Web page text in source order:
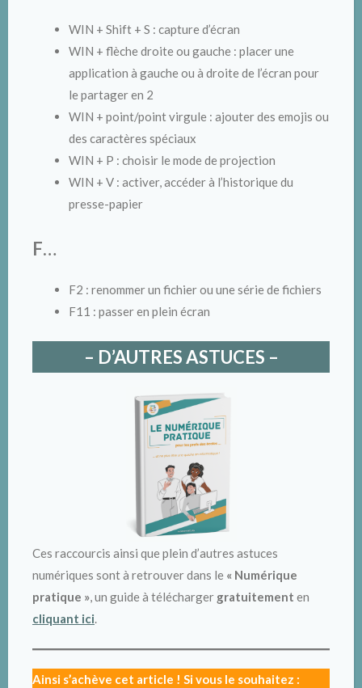
WIN + Shift + S : capture d’écran
WIN + flèche droite ou gauche : placer une
application à gauche ou à droite de l’écran pour
le partager en 2
WIN + point/point virgule : ajouter des emojis ou
des caractères spéciaux
WIN + P : choisir le mode de projection
WIN + V : activer, accéder à l’historique du
presse-papier
F…
F2 : renommer un fichier ou une série de fichiers
F11 : passer en plein écran
– D’AUTRES ASTUCES –
Ces raccourcis ainsi que plein d’autres astuces
numériques sont à retrouver dans le « Numérique
pratique », un guide à télécharger gratuitement en
cliquant ici.
Ainsi s’achève cet article ! Si vous le souhaitez :